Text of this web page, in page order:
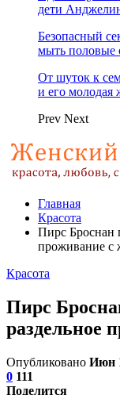
дети
Безопасный
мыть половые
От шуток к
и его молодая
Prev Next
Главная
Красота
Пирс Броснан
проживание с
Красота
Пирс
раздельное
Опубликовано Июн
0 111
Поделится